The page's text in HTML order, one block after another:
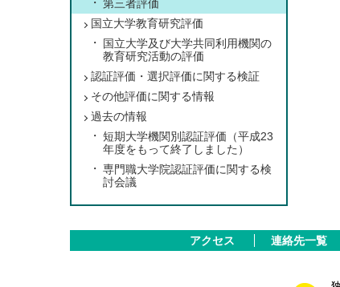
第三者評価
国立大学教育研究評価
国立大学及び大学共同利用機関の
教育研究活動の評価
認証評価・選択評価に関する検証
その他評価に関する情報
過去の情報
短期大学機関別認証評価（平成23
年度をもって終了しました）
専門職大学院認証評価に関する検
討会議
アクセス 連絡先一覧